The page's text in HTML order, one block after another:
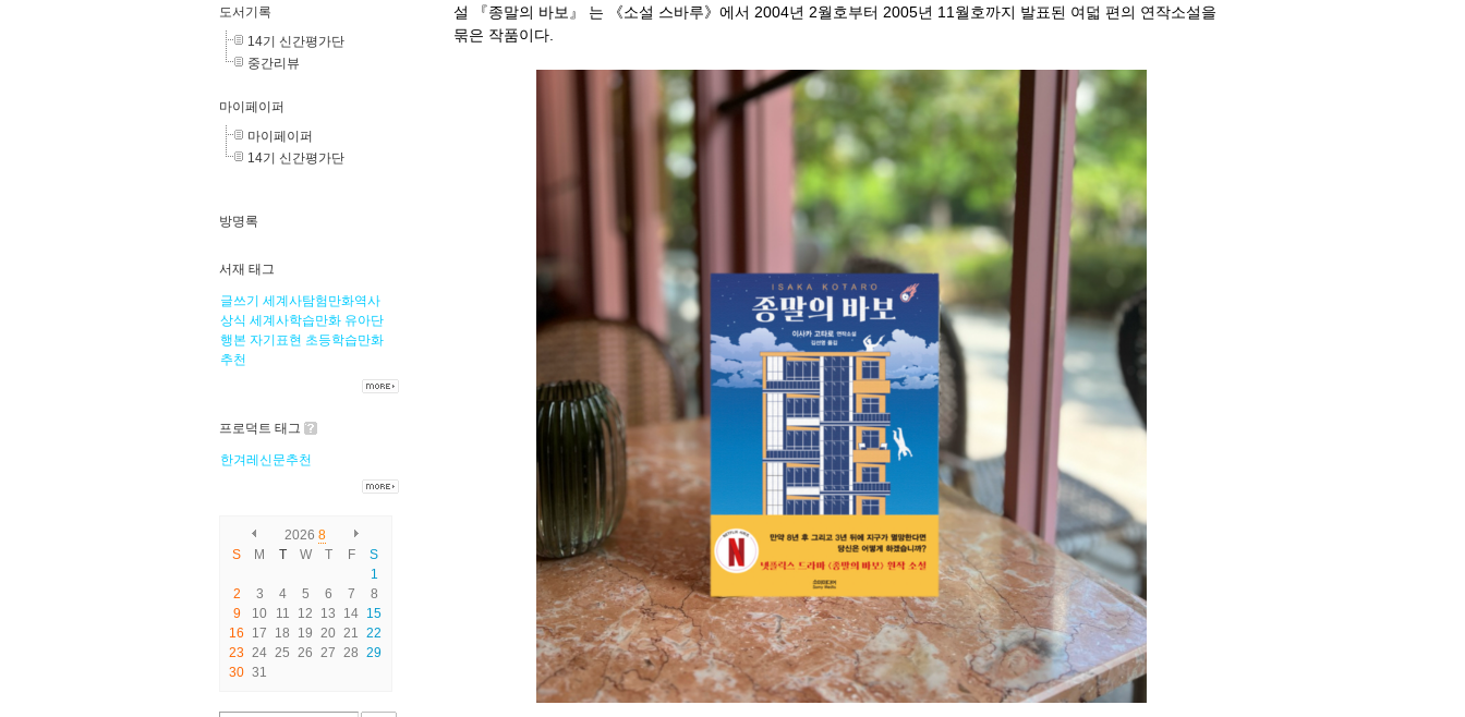
설
『종말의 바보』 는
《소설 스바루》에서 2004년 2월호부터 2005년 11월호까지 발표된 여덟 편의 연작소설을
묶은 작품이다.
도서기록
14기 신간평가단
중간리뷰
마이페이퍼
마이페이퍼
14기 신간평가단
방명록
서재 태그
글쓰기 세계사탐험만화역사
상식 세계사학습만화 유아단
행본 자기표현 초등학습만화
추천
프로덕트 태그
한겨레신문추천
2026 8
S
M T W T F
S
1
2
3 4 5 6 7
8
9
10 11 12 13 14 15
16
17 18 19 20 21
22
23 24 25 26 27 28 29
30 31